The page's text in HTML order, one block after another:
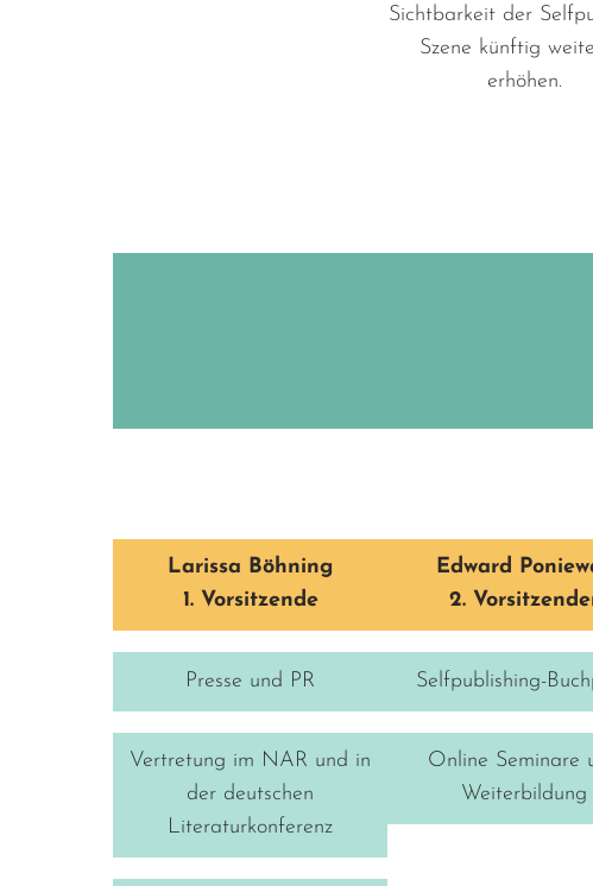
Sichtbarkeit der
Szene künftig
erhöhen.
Larissa Böhning
1. Vorsitzende
Presse und PR
Vertretung im NAR und in
der deutschen
Literaturkonferenz
Edward
2.
Selfpublishing-
Online Seminare
Weiterbildung